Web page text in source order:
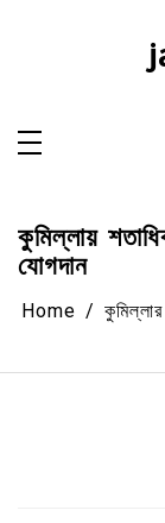
কুমিল্লায়
যোগদান
Home